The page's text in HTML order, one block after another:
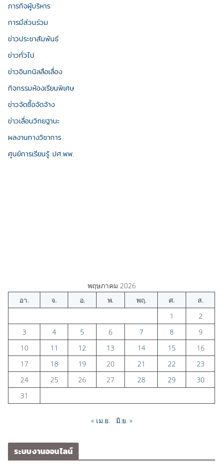
ภารกิจผู้บริหาร
การมีส่วนร่วม
ข่าวประชาสัมพันธ์
ข่าวทั่วไป
ข่าวอินทนิลลือเลื่อง
กิจกรรมห้องเรียนพิเศษ
ข่าวจัดซื้อจัดจ้าง
ข่าวเลื่อนวิทยฐานะ
ผลงานทางวิชาการ
ศูนย์การเรียนรู้ ปศ.พพ.
พฤษภาคม 2026
อา.
จ. อ. พ. พฤ. ศ.
ส.
1
2
3
4 5 6 7 8
9
10
11 12 13 14 15
16
17
18 19 20 21 22
23
24
25 26 27 28 29
30
31
« เม.ย. มิ.ย. »
ระบบงานออนไลน์